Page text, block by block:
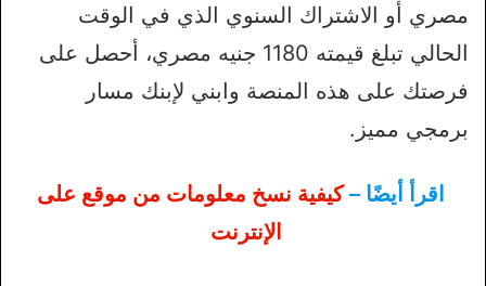
مصري أو الاشتراك السنوي الذي في الوقت
الحالي تبلغ قيمته 1180 جنيه مصري، أحصل على
فرصتك على هذه المنصة وابني لإبنك مسار
برمجي مميز.
اقرأ أيضًا –كيفية نسخ معلومات من موقع على
الإنترنت